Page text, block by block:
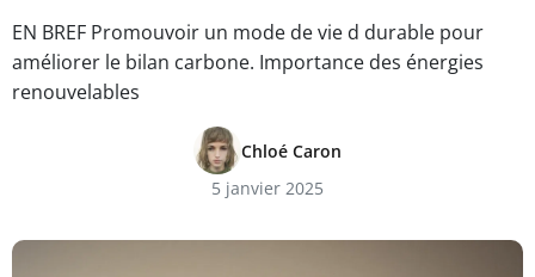
EN BREF Promouvoir un mode de vie d durable pour
améliorer le bilan carbone. Importance des énergies
renouvelables
Chloé Caron
5 janvier 2025